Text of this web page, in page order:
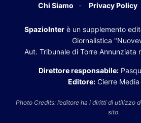
Chi Siamo Privacy Policy
SpazioInter è un supplemento
Giornalistica
Aut. Tribunale di Torre Annunziata
Direttore responsabile:
Editore: Cierre Media
Photo Credits: l’editore ha i diritti di utilizzo
sito.